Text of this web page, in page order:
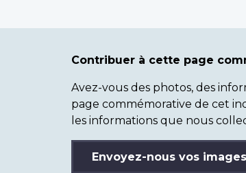
Contribuer à cette page
Avez-vous des photos, des
page commémorative de cet
les informations que nous
Envoyez-nous vos images